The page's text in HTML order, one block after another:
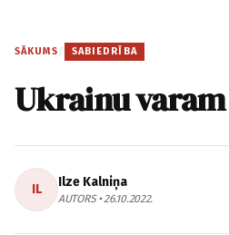
SĀKUMS / SABIEDRĪBA
Ukrainu
IL Ilze Kalniņa
AUTORS • 26.10.2022.